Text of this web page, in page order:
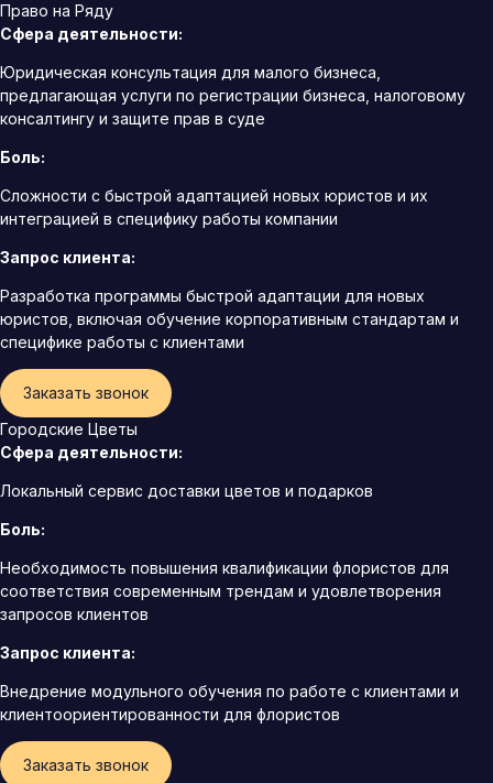
Право на Ряду
Сфера деятельности:
Юридическая консультация для малого бизнеса,
предлагающая услуги по регистрации бизнеса, налоговому
консалтингу и защите прав в суде
Боль:
Сложности с быстрой адаптацией новых юристов и их
интеграцией в специфику работы компании
Запрос клиента:
Разработка программы быстрой адаптации для новых
юристов, включая обучение корпоративным стандартам и
специфике работы с клиентами
Заказать звонок
Городские Цветы
Сфера деятельности:
Локальный сервис доставки цветов и подарков
Боль:
Необходимость повышения квалификации флористов для
соответствия современным трендам и удовлетворения
запросов клиентов
Запрос клиента:
Внедрение модульного обучения по работе с клиентами и
клиентоориентированности для флористов
Заказать звонок